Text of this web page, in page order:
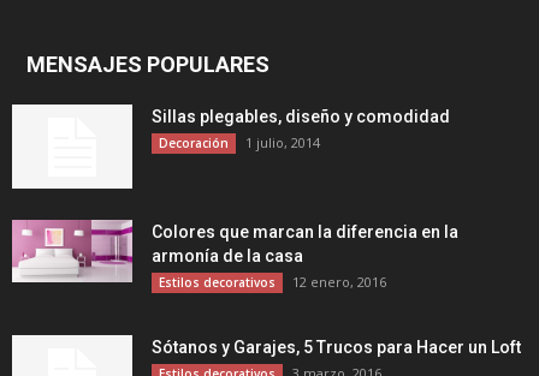
MENSAJES POPULARES
Sillas plegables, diseño y comodidad
Decoración 1 julio, 2014
Colores que marcan la diferencia en la
armonía de la casa
Estilos decorativos 12 enero, 2016
Sótanos y Garajes, 5 Trucos para Hacer un Loft